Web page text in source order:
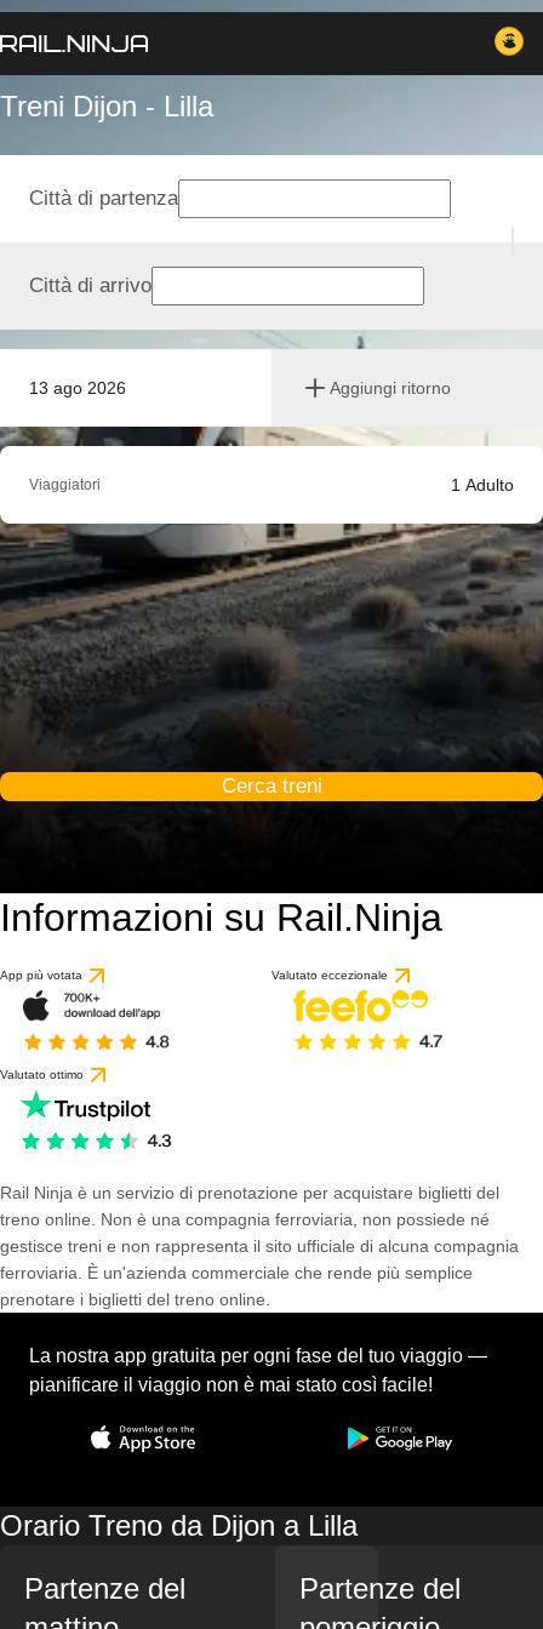
Treni Dijon - Lilla
13 ago 2026 Aggiungi ritorno
Città di partenza
Città di arrivo
Viaggiatori 1 Adulto
Cerca treni
Informazioni su Rail.Ninja
App più votata Valutato eccezionale
Valutato ottimo
Rail Ninja è un servizio di prenotazione per acquistare biglietti del
treno online. Non è una compagnia ferroviaria, non possiede né
gestisce treni e non rappresenta il sito ufficiale di alcuna compagnia
ferroviaria. È un'azienda commerciale che rende più semplice
prenotare i biglietti del treno online.
La nostra app gratuita per ogni fase del tuo viaggio —
pianificare il viaggio non è mai stato così facile!
Orario Treno da Dijon a Lilla
Partenze del
Partenze del